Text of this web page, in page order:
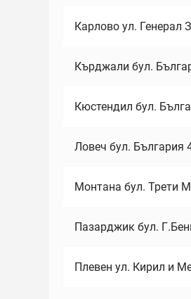
Карлово ул. Генерал
Кърджали бул.
Кюстендил бул.
Ловеч бул. България
Монтана бул. Трети
Пазарджик бул.
Плевен ул. Кирил и